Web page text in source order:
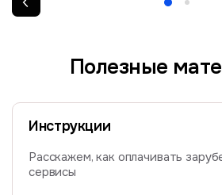
Полезные
Инструкции
Расскажем, как оплачивать
сервисы